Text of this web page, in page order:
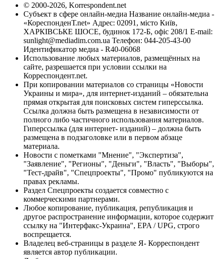
© 2000-2026, Korrespondent.net
Субъект в сфере онлайн-медиа Название онлайн-медиа -
«КореспонденТ.net» Адрес: 02091, місто Київ,
ХАРКІВСЬКЕ ШОСЕ, будинок 172-Б, офіс 208/1 E-mail:
sunlight@mediadim.com.ua Телефон: 044-205-43-00
Идентификатор медиа - R40-06068
Использование любых материалов, размещённых на
сайте, разрешается при условии ссылки на
Корреспондент.net.
При копировании материалов со страницы «Новости
Украины и мира», для интернет-изданий – обязательна
прямая открытая для поисковых систем гиперссылка.
Ссылка должна быть размещена в независимости от
полного либо частичного использования материалов.
Гиперссылка (для интернет- изданий) – должна быть
размещена в подзаголовке или в первом абзаце
материала.
Новости с пометками "Мнение", "Экспертиза",
"Заявление", "Регионы", "Деньги", "Власть", "Выборы",
"Тест-драйв", "Спецпроекты", "Промо" публикуются на
правах рекламы.
Раздел Спецпроекты создается совместно с
коммерческими партнерами.
Любое копирование, публикация, републикация и
другое распространение информации, которое содержит
ссылку на "Интерфакс-Украина", EPA / UPG, строго
воспрещается.
Владелец веб-страницы в разделе Я- Корреспондент
является автор публикации.